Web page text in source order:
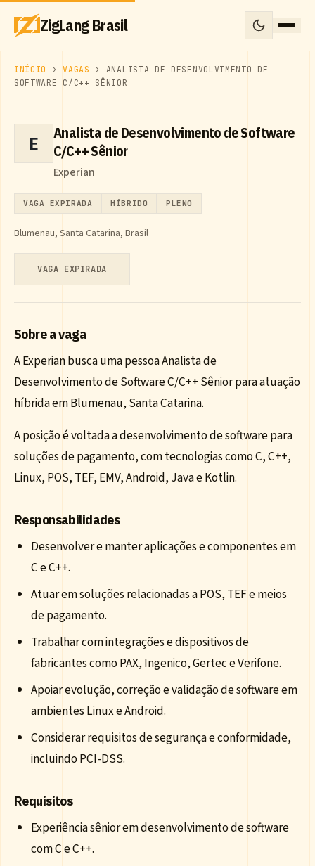
ZigLang Brasil
INÍCIO ›VAGAS
› ANALISTA DE DESENVOLVIMENTO DE
SOFTWARE C/C++ SÊNIOR
E
Analista de Desenvolvimento de Software
C/C++ Sênior
Experian
VAGA EXPIRADA HÍBRIDO PLENO
Blumenau, Santa Catarina, Brasil
VAGA EXPIRADA
Sobre a vaga
A Experian busca uma pessoa Analista de
Desenvolvimento de Software C/C++ Sênior para atuação
híbrida em Blumenau, Santa Catarina.
A posição é voltada a desenvolvimento de software para
soluções de pagamento, com tecnologias como C, C++,
Linux, POS, TEF, EMV, Android, Java e Kotlin.
Responsabilidades
Desenvolver e manter aplicações e componentes em
C e C++.
Atuar em soluções relacionadas a POS, TEF e meios
de pagamento.
Trabalhar com integrações e dispositivos de
fabricantes como PAX, Ingenico, Gertec e Verifone.
Apoiar evolução, correção e validação de software em
ambientes Linux e Android.
Considerar requisitos de segurança e conformidade,
incluindo PCI-DSS.
Requisitos
Experiência sênior em desenvolvimento de software
com C e C++.